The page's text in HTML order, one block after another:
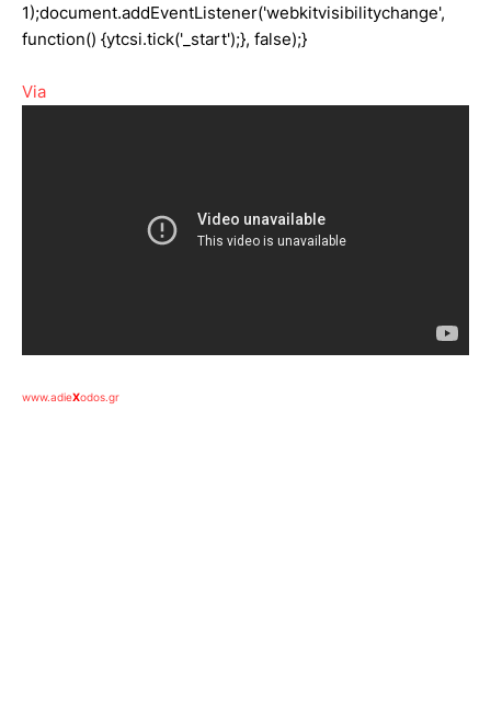
1);document.addEventListener('webkitvisibilitychange',
function() {ytcsi.tick('_start');}, false);}
Via
www.adieXodos.gr